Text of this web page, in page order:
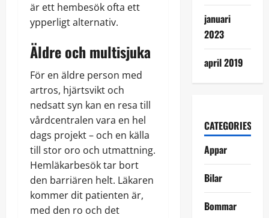
är ett hembesök ofta ett
ypperligt alternativ.
Äldre och multisjuka
För en äldre person med
artros, hjärtsvikt och
nedsatt syn kan en resa till
vårdcentralen vara en hel
dags projekt – och en källa
till stor oro och utmattning.
Hemläkarbesök tar bort
den barriären helt. Läkaren
kommer dit patienten är,
med den ro och det
januari
2023
april 2019
CATEGORIES
Appar
Bilar
Bommar